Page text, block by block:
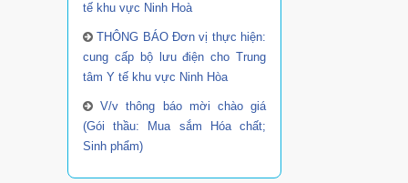
tế khu vực Ninh Hoà
THÔNG BÁO Đơn vị thực hiện:
cung cấp bộ lưu điện cho Trung
tâm Y tế khu vực Ninh Hòa
V/v thông báo mời chào giá
(Gói thầu: Mua sắm Hóa chất;
Sinh phẩm)